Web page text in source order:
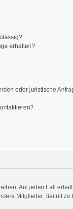
erhalten?
oder juristische
Auf jeden Fall
Mitglieder, Beitritt